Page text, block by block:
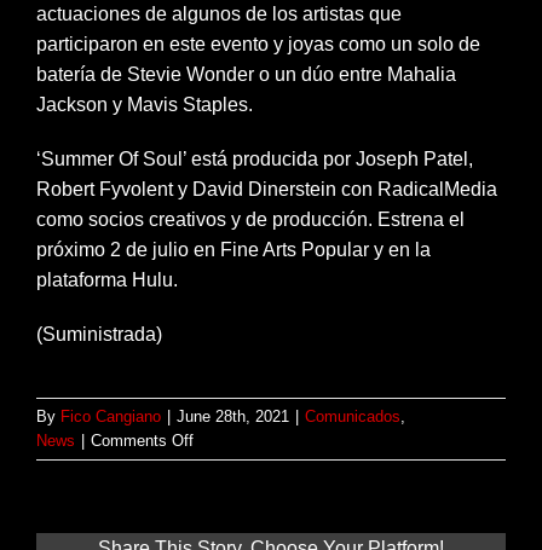
actuaciones de algunos de los artistas que
participaron en este evento y joyas como un solo de
batería de Stevie Wonder o un dúo entre Mahalia
Jackson y Mavis Staples.
‘Summer Of Soul’ está producida por Joseph Patel,
Robert Fyvolent y David Dinerstein con RadicalMedia
como socios creativos y de producción. Estrena el
próximo 2 de julio en Fine Arts Popular y en la
plataforma Hulu.
(Suministrada)
By Fico Cangiano June 28th, 2021 Comunicados,
News
Comments Offon
SUMMER
presenta